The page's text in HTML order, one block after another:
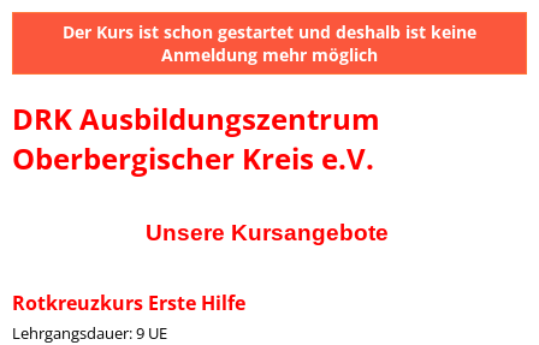
Der Kurs ist schon gestartet und deshalb ist keine
Anmeldung mehr möglich
DRK Ausbildungszentrum
Oberbergischer Kreis e.V.
Unsere Kursangebote
Rotkreuzkurs Erste Hilfe
Lehrgangsdauer: 9 UE